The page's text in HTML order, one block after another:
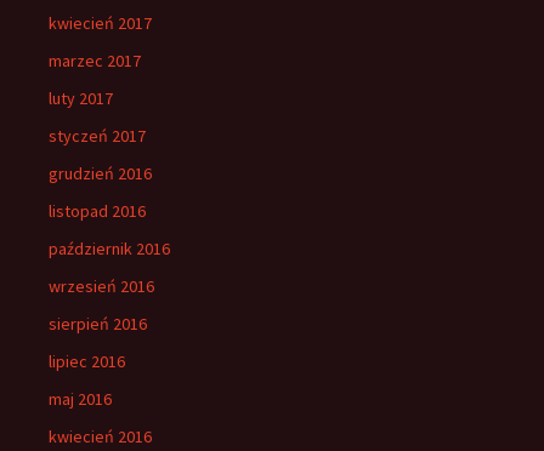
kwiecień 2017
marzec 2017
luty 2017
styczeń 2017
grudzień 2016
listopad 2016
październik 2016
wrzesień 2016
sierpień 2016
lipiec 2016
maj 2016
kwiecień 2016